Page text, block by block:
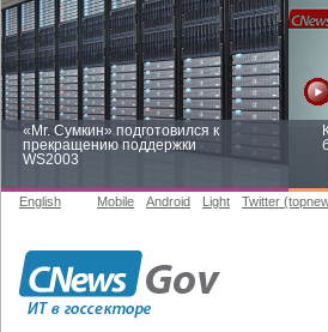
«Mr. Сумкин» подготовился к
прекращению поддержки
WS2003
Заоблачная оптимизация: как
English Mobile Android Light Twitter